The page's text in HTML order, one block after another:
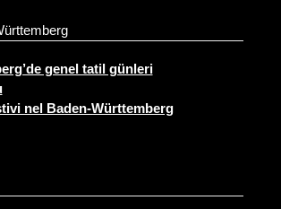
genel tatil günleri
nel Baden-Württemberg